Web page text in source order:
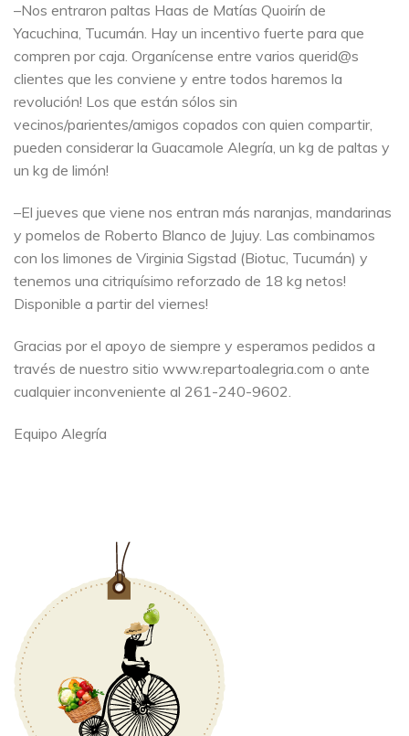
–Nos entraron paltas Haas de Matías Quoirín de
Yacuchina, Tucumán. Hay un incentivo fuerte para que
compren por caja. Organícense entre varios querid@s
clientes que les conviene y entre todos haremos la
revolución! Los que están sólos sin
vecinos/parientes/amigos copados con quien compartir,
pueden considerar la Guacamole Alegría, un kg de paltas y
un kg de limón!
–El jueves que viene nos entran más naranjas, mandarinas
y pomelos de Roberto Blanco de Jujuy. Las combinamos
con los limones de Virginia Sigstad (Biotuc, Tucumán) y
tenemos una citriquísimo reforzado de 18 kg netos!
Disponible a partir del viernes!
Gracias por el apoyo de siempre y esperamos pedidos a
través de nuestro sitio www.repartoalegria.com o ante
cualquier inconveniente al 261-240-9602.
Equipo Alegría